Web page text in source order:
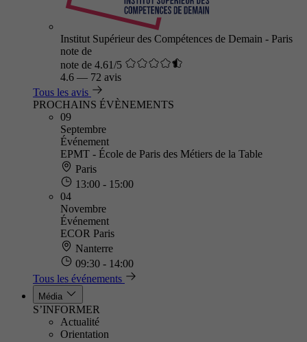
Institut Supérieur des Compétences de Demain - Paris
note de
note de 4.61/5
4.6 — 72 avis
Tous les avis
PROCHAINS ÉVÈNEMENTS
09
Septembre
Événement
EPMT - École de Paris des Métiers de la Table
Paris
13:00 - 15:00
04
Novembre
Événement
ECOR Paris
Nanterre
09:30 - 14:00
Tous les événements
Média
S’INFORMER
Actualité
Orientation